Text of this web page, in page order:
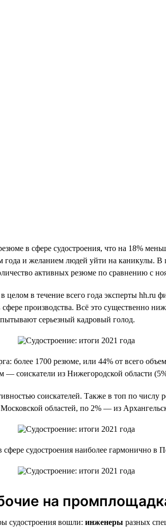
в сфере судостроения, что на 18%
и желанием людей уйти на каникулы. В
активных резюме по сравнению с
в течение всего года эксперты hh.ru
производства. Всё это существенно
серьезный кадровый голод.
более 1700 резюме, или 44% от всего
соискатели из Нижегородской области
соискателей. Также в топ по
областей, по 2% — из
судостроения наиболее гармонично в
на
судостроения вошли: инженеры разных